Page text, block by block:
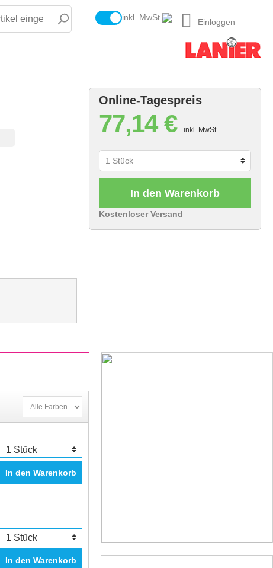
inkl. MwSt. Einloggen
Online-Tagespreis
77,14 € inkl. MwSt.
In den Warenkorb
Kostenloser Versand
In den Warenkorb
In den Warenkorb